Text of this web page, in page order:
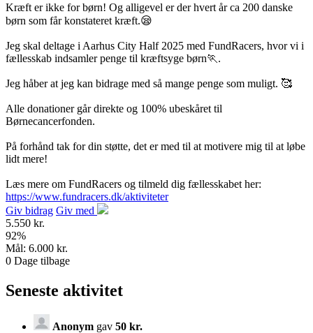
Kræft er ikke for børn! Og alligevel er der hvert år ca 200 danske
børn som får konstateret kræft.😪
Jeg skal deltage i Aarhus City Half 2025 med FundRacers, hvor vi i
fællesskab indsamler penge til kræftsyge børn🏃.
Jeg håber at jeg kan bidrage med så mange penge som muligt. 🥰
Alle donationer går direkte og 100% ubeskåret til
Børnecancerfonden.
På forhånd tak for din støtte, det er med til at motivere mig til at løbe
lidt mere!
Læs mere om FundRacers og tilmeld dig fællesskabet her:
https://www.fundracers.dk/aktiviteter
Giv bidrag Giv med
5.550 kr.
92%
Mål: 6.000 kr.
0 Dage tilbage
Seneste aktivitet
Anonym gav 50 kr.